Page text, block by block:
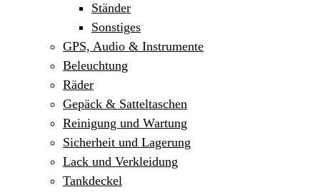
Ständer
Sonstiges
GPS, Audio & Instrumente
Beleuchtung
Räder
Gepäck & Satteltaschen
Reinigung und Wartung
Sicherheit und Lagerung
Lack und Verkleidung
Tankdeckel